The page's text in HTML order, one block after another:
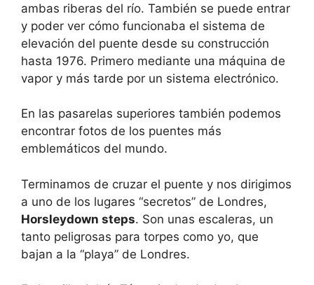
ambas riberas del río. También se puede entrar
y poder ver cómo funcionaba el sistema de
elevación del puente desde su construcción
hasta 1976. Primero mediante una máquina de
vapor y más tarde por un sistema electrónico.
En las pasarelas superiores también podemos
encontrar fotos de los puentes más
emblemáticos del mundo.
Terminamos de cruzar el puente y nos dirigimos
a uno de los lugares “secretos” de Londres,
Horsleydown steps. Son unas escaleras, un
tanto peligrosas para torpes como yo, que
bajan a la “playa” de Londres.